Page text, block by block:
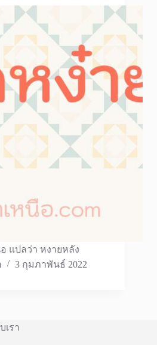
แปลว่า หงายหลัง
3 กุมภาพันธ์ 2022
เรา